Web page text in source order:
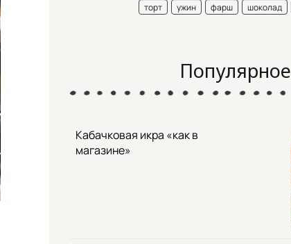
торт
ужин фарш шоколад
Популярное
Кабачковая икра «как в
магазине»